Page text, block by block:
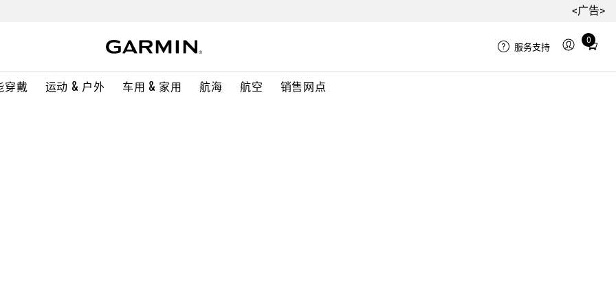
<广告>
穿戴 运动 & 户外 车用 & 家用 航海 航空 销售网点
服务支持
0
Total
in